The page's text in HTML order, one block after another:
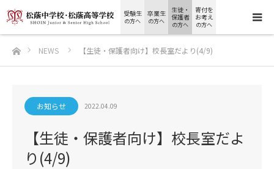
受験生
の方へ
卒業生
の方へ
生徒・
保護者
の方へ
寄付を
お考え
の方へ
ホームNEWS 【生徒・保護者向け】校長室だより(4/9)
お知らせ 2022.04.09
【生徒・保護者向け】校長室だよ
り(4/9)